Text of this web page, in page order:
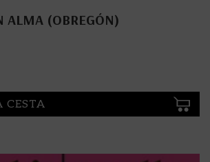
ALMA (OBREGÓN)
CESTA